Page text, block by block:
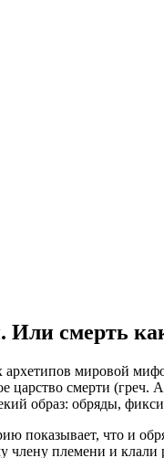
Или смерть
мировой
царство смерти
образ: обряды,
показывает, что и
члену племени и